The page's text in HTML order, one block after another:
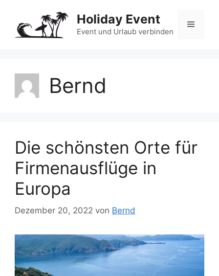
springen
Holiday Event
Event und Urlaub verbinden
Menü
Bernd
Die schönsten Orte für
Firmenausflüge in
Europa
Dezember 20, 2022 von Bernd